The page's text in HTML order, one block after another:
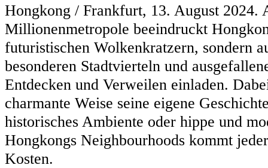
Hongkong / Frankfurt, 13. August 2024.
Millionenmetropole beeindruckt
futuristischen Wolkenkratzern, sondern
besonderen Stadtvierteln und
Entdecken und Verweilen einladen.
charmante Weise seine eigene
historisches Ambiente oder hippe und
Hongkongs Neighbourhoods kommt
Kosten.